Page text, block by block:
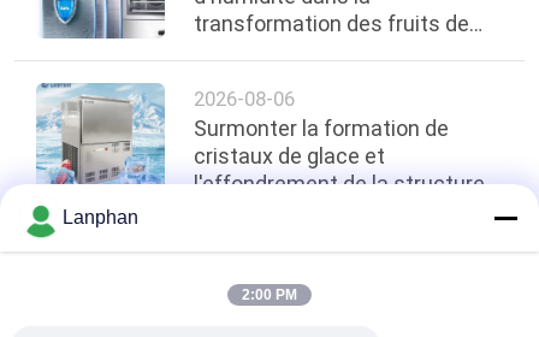
transformation des fruits de
refroidissement rapide
préservent la qualité
2026-08-06
Surmonter la formation de
cristaux de glace et
l'effondrement de la structure
dans les cuisines centrales
top
Lanphan
2:00 PM